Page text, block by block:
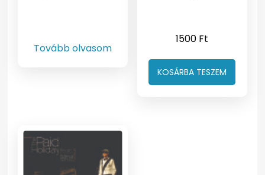
Tovább olvasom
1500 Ft
KOSÁRBA TESZEM